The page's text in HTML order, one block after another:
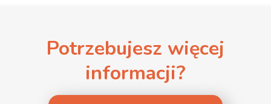
Potrzebujesz więcej
informacji?